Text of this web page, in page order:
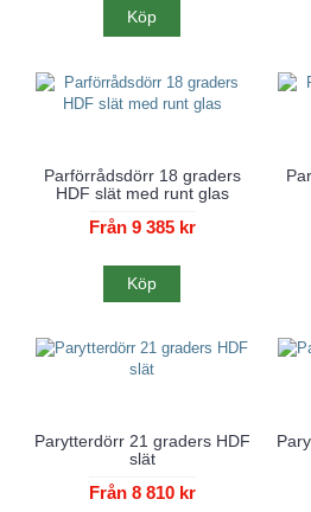
Köp
Parförrådsdörr 18 graders
HDF slät med runt glas
Från 9 385 kr
Köp
Parytterdörr 21 graders HDF
slät
Från 8 810 kr